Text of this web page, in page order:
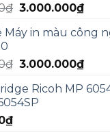
₫ Giá
là:
3.000.000₫Giá
tại
in màu công
₫ Giá
là:
5.000.000₫.
3.000.000₫Giá
tại
Ricoh MP
₫